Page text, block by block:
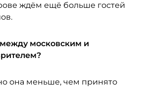
ждём ещё больше гостей
московским и
она меньше, чем принято